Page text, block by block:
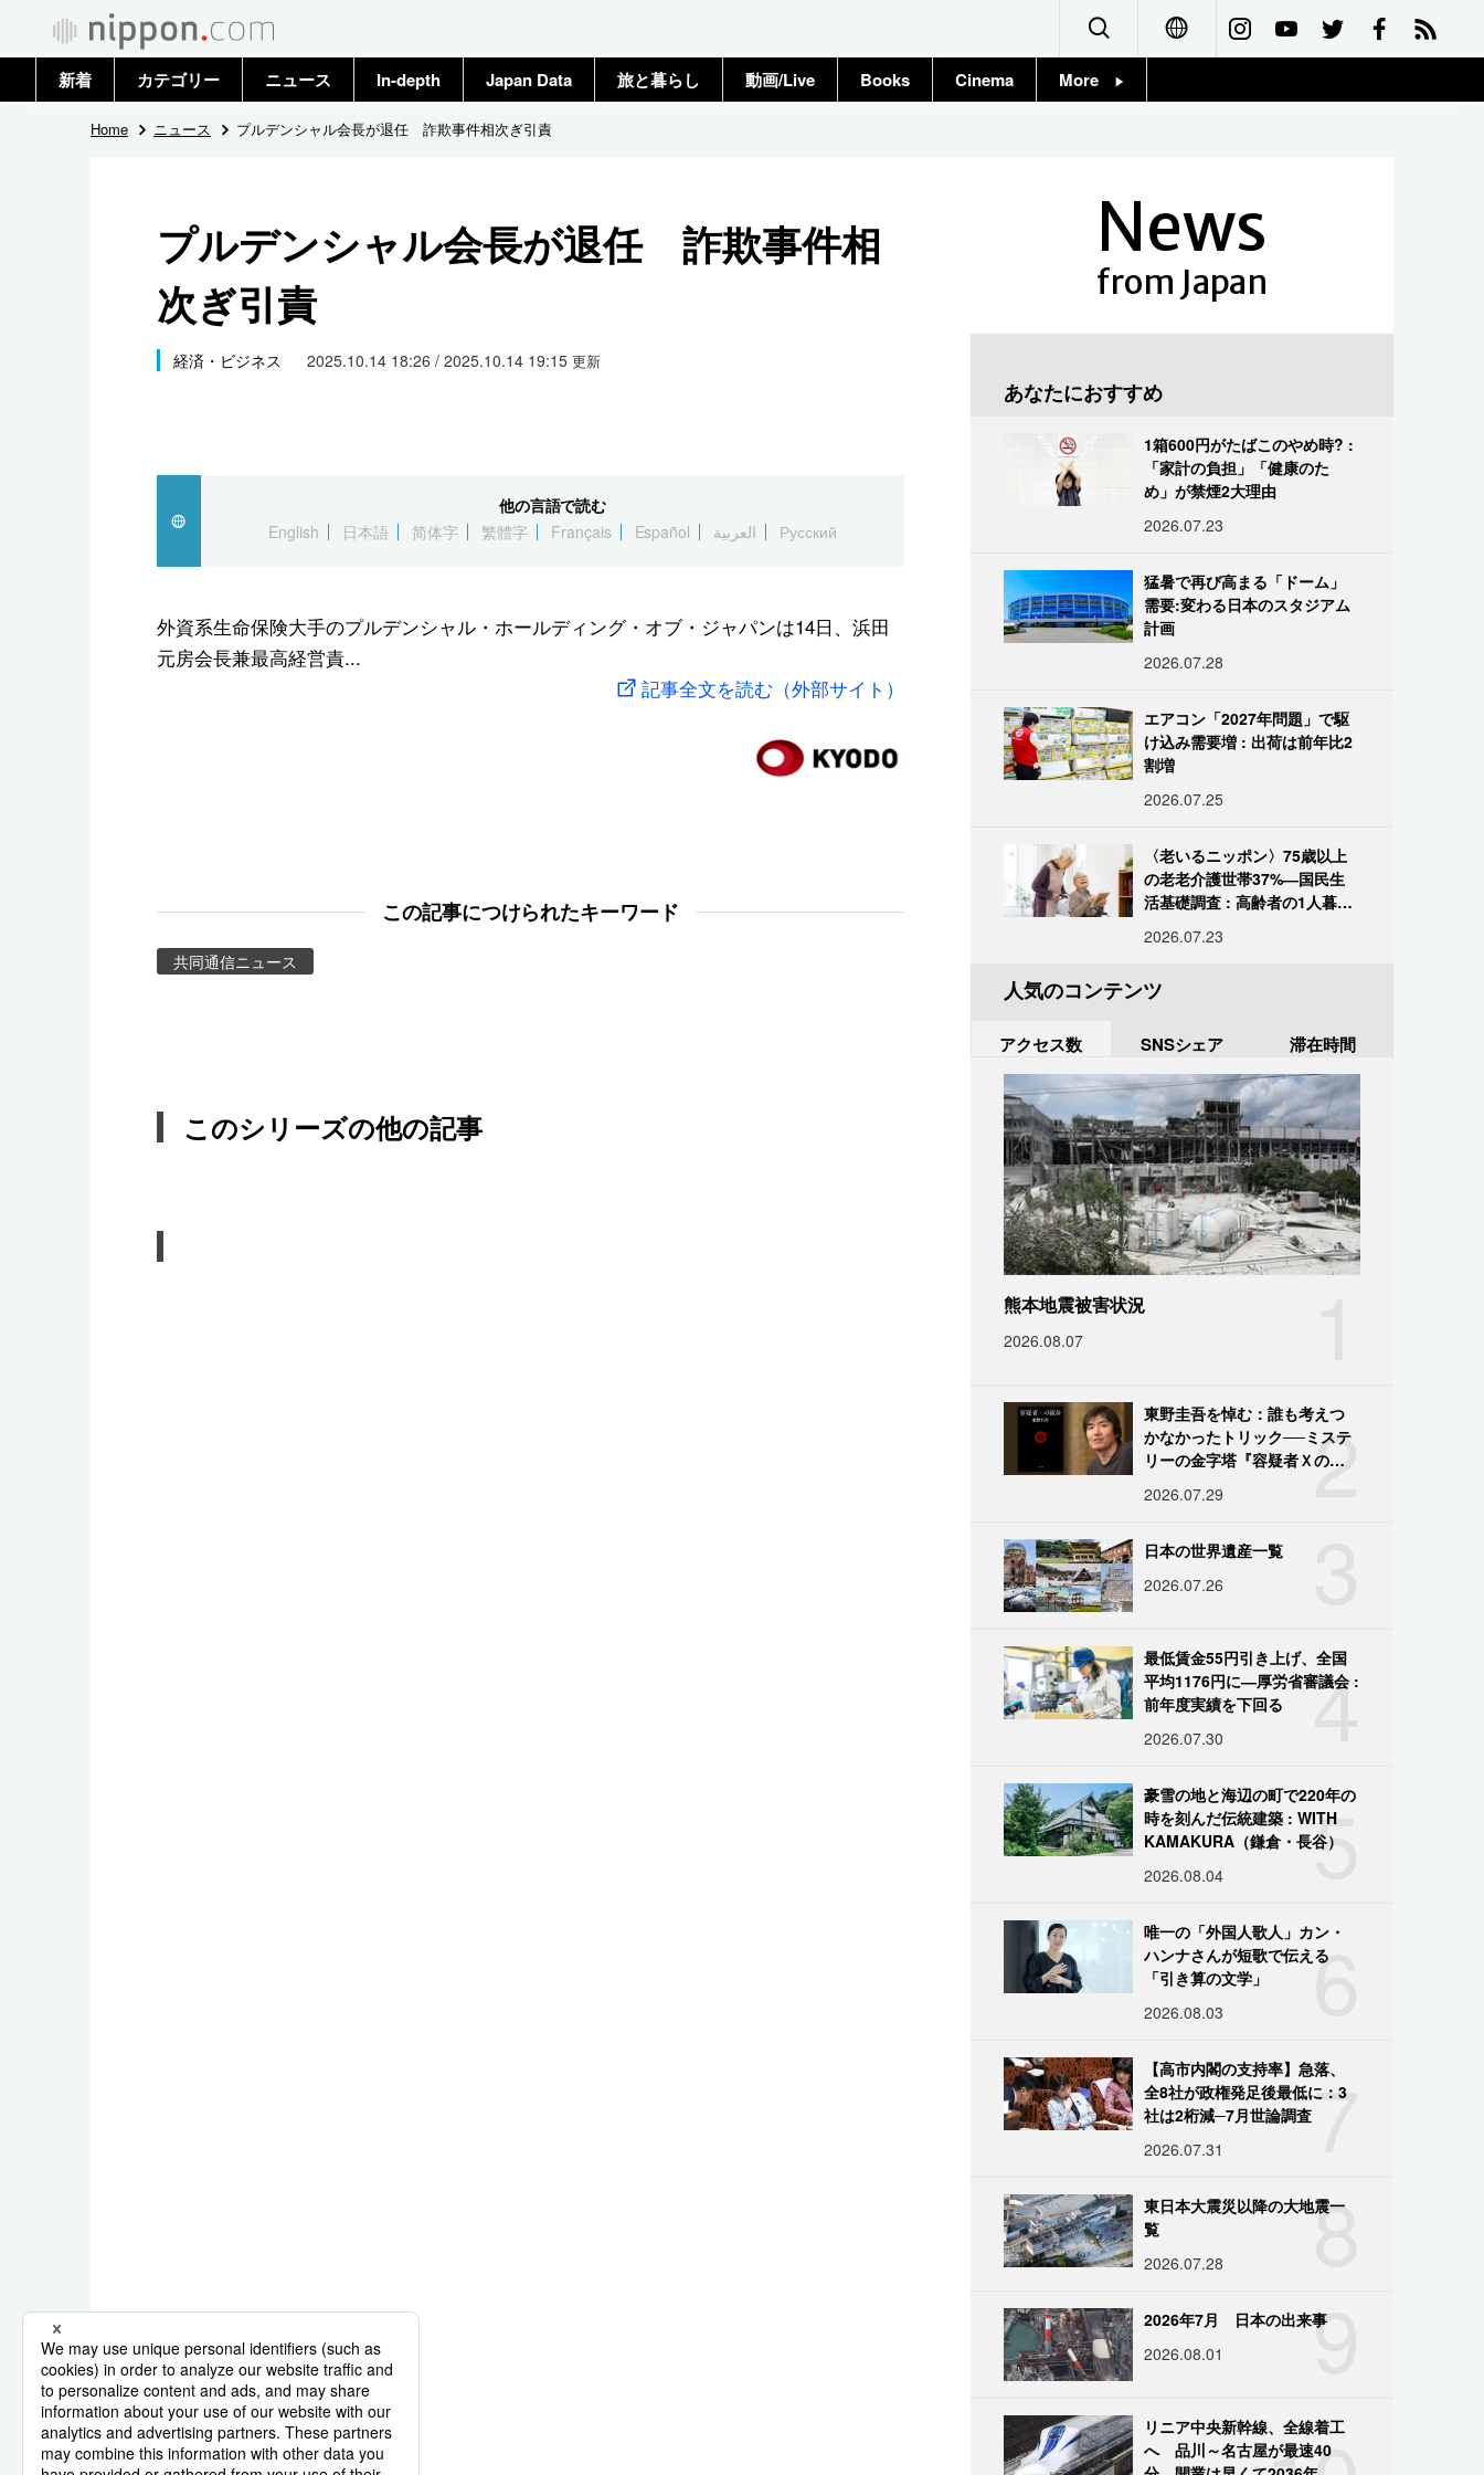
Français
新着 カテゴリー
政治・外交
国際
社会
文化
スポーツ・東京2020
ニュース
トップ
In-depth Japan Data 旅と暮らし 動画/Live Books Cinema More
Home ニュース プルデンシャル会長が退任 詐欺事件相次ぎ引責
プルデンシャル会長が退任 詐欺事件相
次ぎ引責
経済・ビジネス 2025.10.14 18:26 / 2025.10.14 19:15 更新
他の言語で読む
English
日本語 简体字 繁體字 Français Español العربية Русский
外資系生命保険大手のプルデンシャル・ホールディング・オブ・ジャパンは14日、浜田
元房会長兼最高経営責...
記事全文を読む（外部サイト）
この記事につけられたキーワード
共同通信ニュース
このシリーズの他の記事
News
from Japan
あなたにおすすめ
1箱600円がたばこのやめ時? :
「家計の負担」「健康のた
め」が禁煙2大理由
2026.07.23
猛暑で再び高まる「ドーム」
需要:変わる日本のスタジアム
計画
2026.07.28
エアコン「2027年問題」で駆
け込み需要増 : 出荷は前年比2
割増
2026.07.25
〈老いるニッポン〉75歳以上
の老老介護世帯37%―国民生
活基礎調査 : 高齢者の1人暮ら
2026.07.23
人気のコンテンツ
アクセス数 SNSシェア 滞在時間
熊本地震被害状況
2026.08.07
2
東野圭吾を悼む：誰も考えつ
かなかったトリック──ミステ
リーの金字塔『容疑者Ｘの献
2026.07.29
日本の世界遺産一覧
2026.07.26
4
最低賃金55円引き上げ、全国
平均1176円に―厚労省審議会 :
前年度実績を下回る
2026.07.30
5
豪雪の地と海辺の町で220年の
時を刻んだ伝統建築 : WITH
KAMAKURA（鎌倉・長谷）
2026.08.04
6
唯一の「外国人歌人」カン・
ハンナさんが短歌で伝える
「引き算の文学」
2026.08.03
7
【高市内閣の支持率】急落、
全8社が政権発足後最低に：3
社は2桁減─7月世論調査
2026.07.31
8
東日本大震災以降の大地震一
覧
2026.07.28
9
2026年7月 日本の出来事
2026.08.01
リニア中央新幹線、全線着工
へ 品川～名古屋が最速40